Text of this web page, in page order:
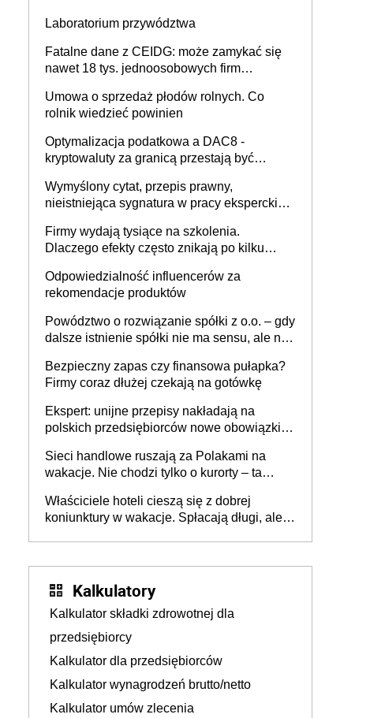
Laboratorium przywództwa
Fatalne dane z CEIDG: może zamykać się
nawet 18 tys. jednoosobowych firm
Umowa o sprzedaż płodów rolnych. Co
rolnik wiedzieć powinien
Optymalizacja podatkowa a DAC8 -
kryptowaluty za granicą przestają być
Wymyślony cytat, przepis prawny,
nieistniejąca sygnatura w pracy eksperckiej -
firmie
Firmy wydają tysiące na szkolenia.
Dlaczego efekty często znikają po kilku
Odpowiedzialność influencerów za
rekomendacje produktów
Powództwo o rozwiązanie spółki z o.o. – gdy
dalsze istnienie spółki nie ma sensu, ale nie
Bezpieczny zapas czy finansowa pułapka?
Firmy coraz dłużej czekają na gotówkę
Ekspert: unijne przepisy nakładają na
polskich przedsiębiorców nowe obowiązki w
Sieci handlowe ruszają za Polakami na
wakacje. Nie chodzi tylko o kurorty – ta
tam, gdzie wielu spędzi urlop po cichu
Właściciele hoteli cieszą się z dobrej
koniunktury w wakacje. Spłacają długi, ale
Kalkulatory
Kalkulator składki zdrowotnej dla
przedsiębiorcy
Kalkulator dla przedsiębiorców
Kalkulator wynagrodzeń brutto/netto
Kalkulator umów zlecenia